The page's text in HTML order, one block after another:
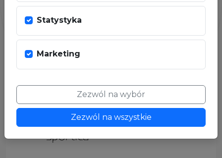
Statystyka
Marketing
Zezwól na wybór
Zezwól na wszystkie